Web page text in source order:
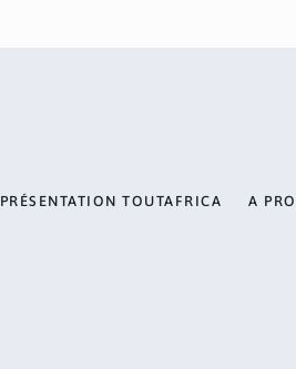
PRÉSENTATION TOUTAFRICA A